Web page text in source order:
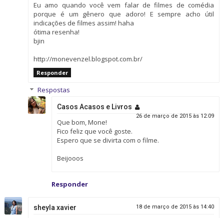
Eu amo quando você vem falar de filmes de comédia
porque é um gênero que adoro! E sempre acho útil
indicações de filmes assim! haha
ótima resenha!
bjin
http://monevenzel.blogspot.com.br/
Responder
Respostas
Casos Acasos e Livros
26 de março de 2015 às 12:09
Que bom, Mone!
Fico feliz que você goste.
Espero que se divirta com o filme.
Beijooos
Responder
sheyla xavier 18 de março de 2015 às 14:40